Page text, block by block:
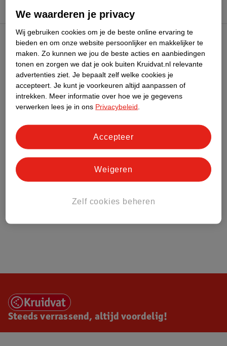
Kruidvat Club
Klantenservice
Over Kruidvat
Steeds verrassend, altijd voordelig!
We waarderen je privacy
Wij gebruiken cookies om je de beste online ervaring te
bieden en om onze website persoonlijker en makkelijker te
maken. Zo kunnen we jou de beste acties en aanbiedingen
tonen en zorgen we dat je ook buiten Kruidvat.nl relevante
advertenties ziet. Je bepaalt zelf welke cookies je
accepteert. Je kunt je voorkeuren altijd aanpassen of
intrekken.
Meer informatie over hoe we je gegevens
verwerken lees je in ons Privacybeleid
Zelf cookies beheren
Weigeren
Accepteer